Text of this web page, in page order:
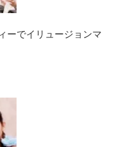
でイリュージョンマ